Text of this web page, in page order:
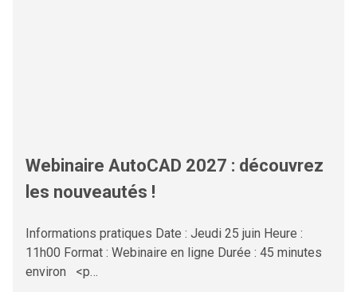
Webinaire AutoCAD 2027 : découvrez
les nouveautés !
Informations pratiques Date : Jeudi 25 juin Heure :
11h00 Format : Webinaire en ligne Durée : 45 minutes
environ <p…